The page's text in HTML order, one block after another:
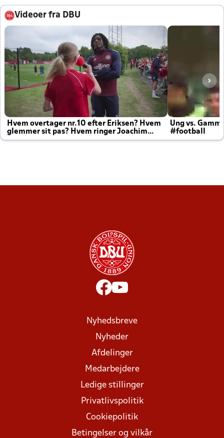
Videoer fra DBU
Hvem overtager nr.10 efter Eriksen? Hvem
glemmer sit pas? Hvem ringer Joachim
altid til efter kampe?
Ung vs.
#football
Nyhedsbreve
Nyheder
Afdelinger
Medarbejdere
Ledige stillinger
Privatlivspolitik
Cookiepolitik
Betingelser og vilkår